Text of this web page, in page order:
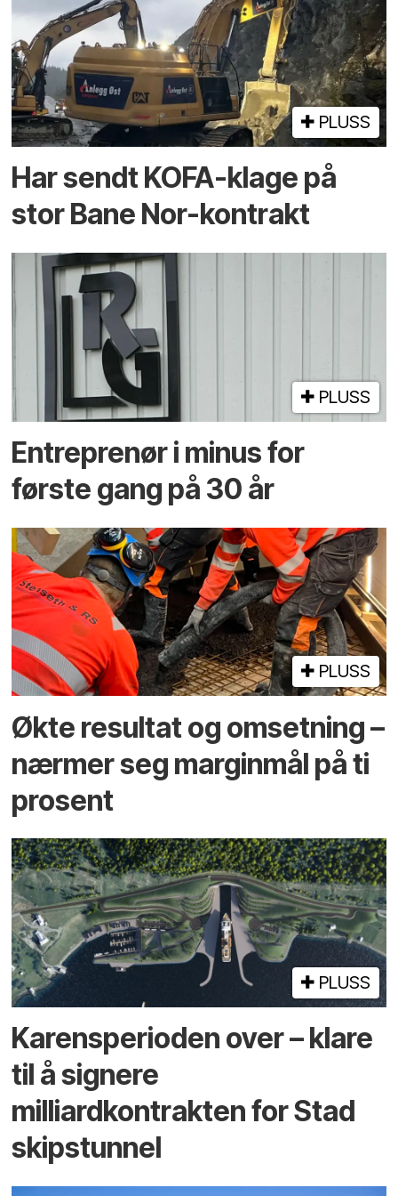
PLUSS
Har sendt KOFA-klage på
stor Bane Nor-kontrakt
PLUSS
Entreprenør i minus for
første gang på 30 år
PLUSS
Økte resultat og omsetning –
nærmer seg marginmål på ti
prosent
PLUSS
Karensperioden over – klare
til å signere
milliardkontrakten for Stad
skipstunnel